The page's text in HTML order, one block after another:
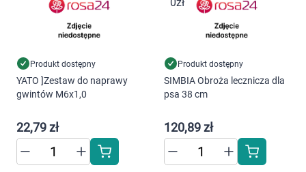
Produkt dostępny
YATO ]Zestaw do naprawy
gwintów M6x1,0
22,79 zł
Produkt dostępny
SIMBIA Obroża lecznicza dla
psa 38 cm
120,89 zł